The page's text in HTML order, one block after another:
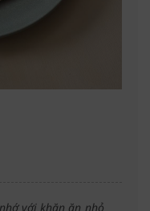
với khăn ăn nhỏ